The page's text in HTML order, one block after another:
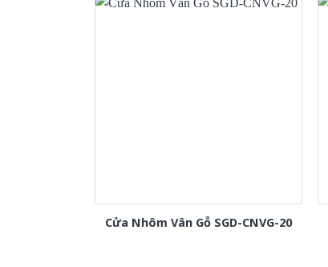
Cửa Nhôm Vân Gỗ SGD-CNVG-20